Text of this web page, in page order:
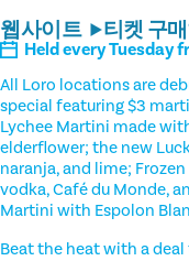
웹사이트 티켓 구매
Held every Tuesday
All Loro locations are
special featuring $3
Lychee Martini made
elderflower; the new
naranja, and lime;
vodka, Café du Monde,
Martini with Espolon
Beat the heat with a